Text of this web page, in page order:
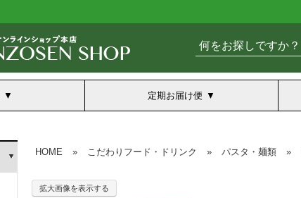
定期お届け便
HOME » こだわりフード・ドリンク » パスタ・麺類 »
拡大画像を表示する